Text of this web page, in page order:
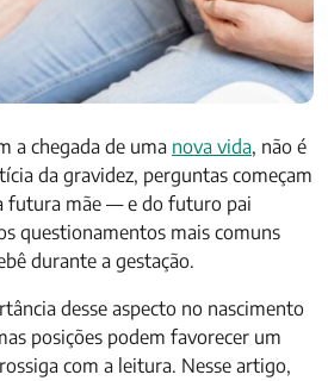
a chegada de uma nova vida, não é
da gravidez, perguntas começam
futura mãe — e do futuro pai
questionamentos mais comuns
durante a gestação.
desse aspecto no nascimento
posições podem favorecer um
com a leitura. Nesse artigo,